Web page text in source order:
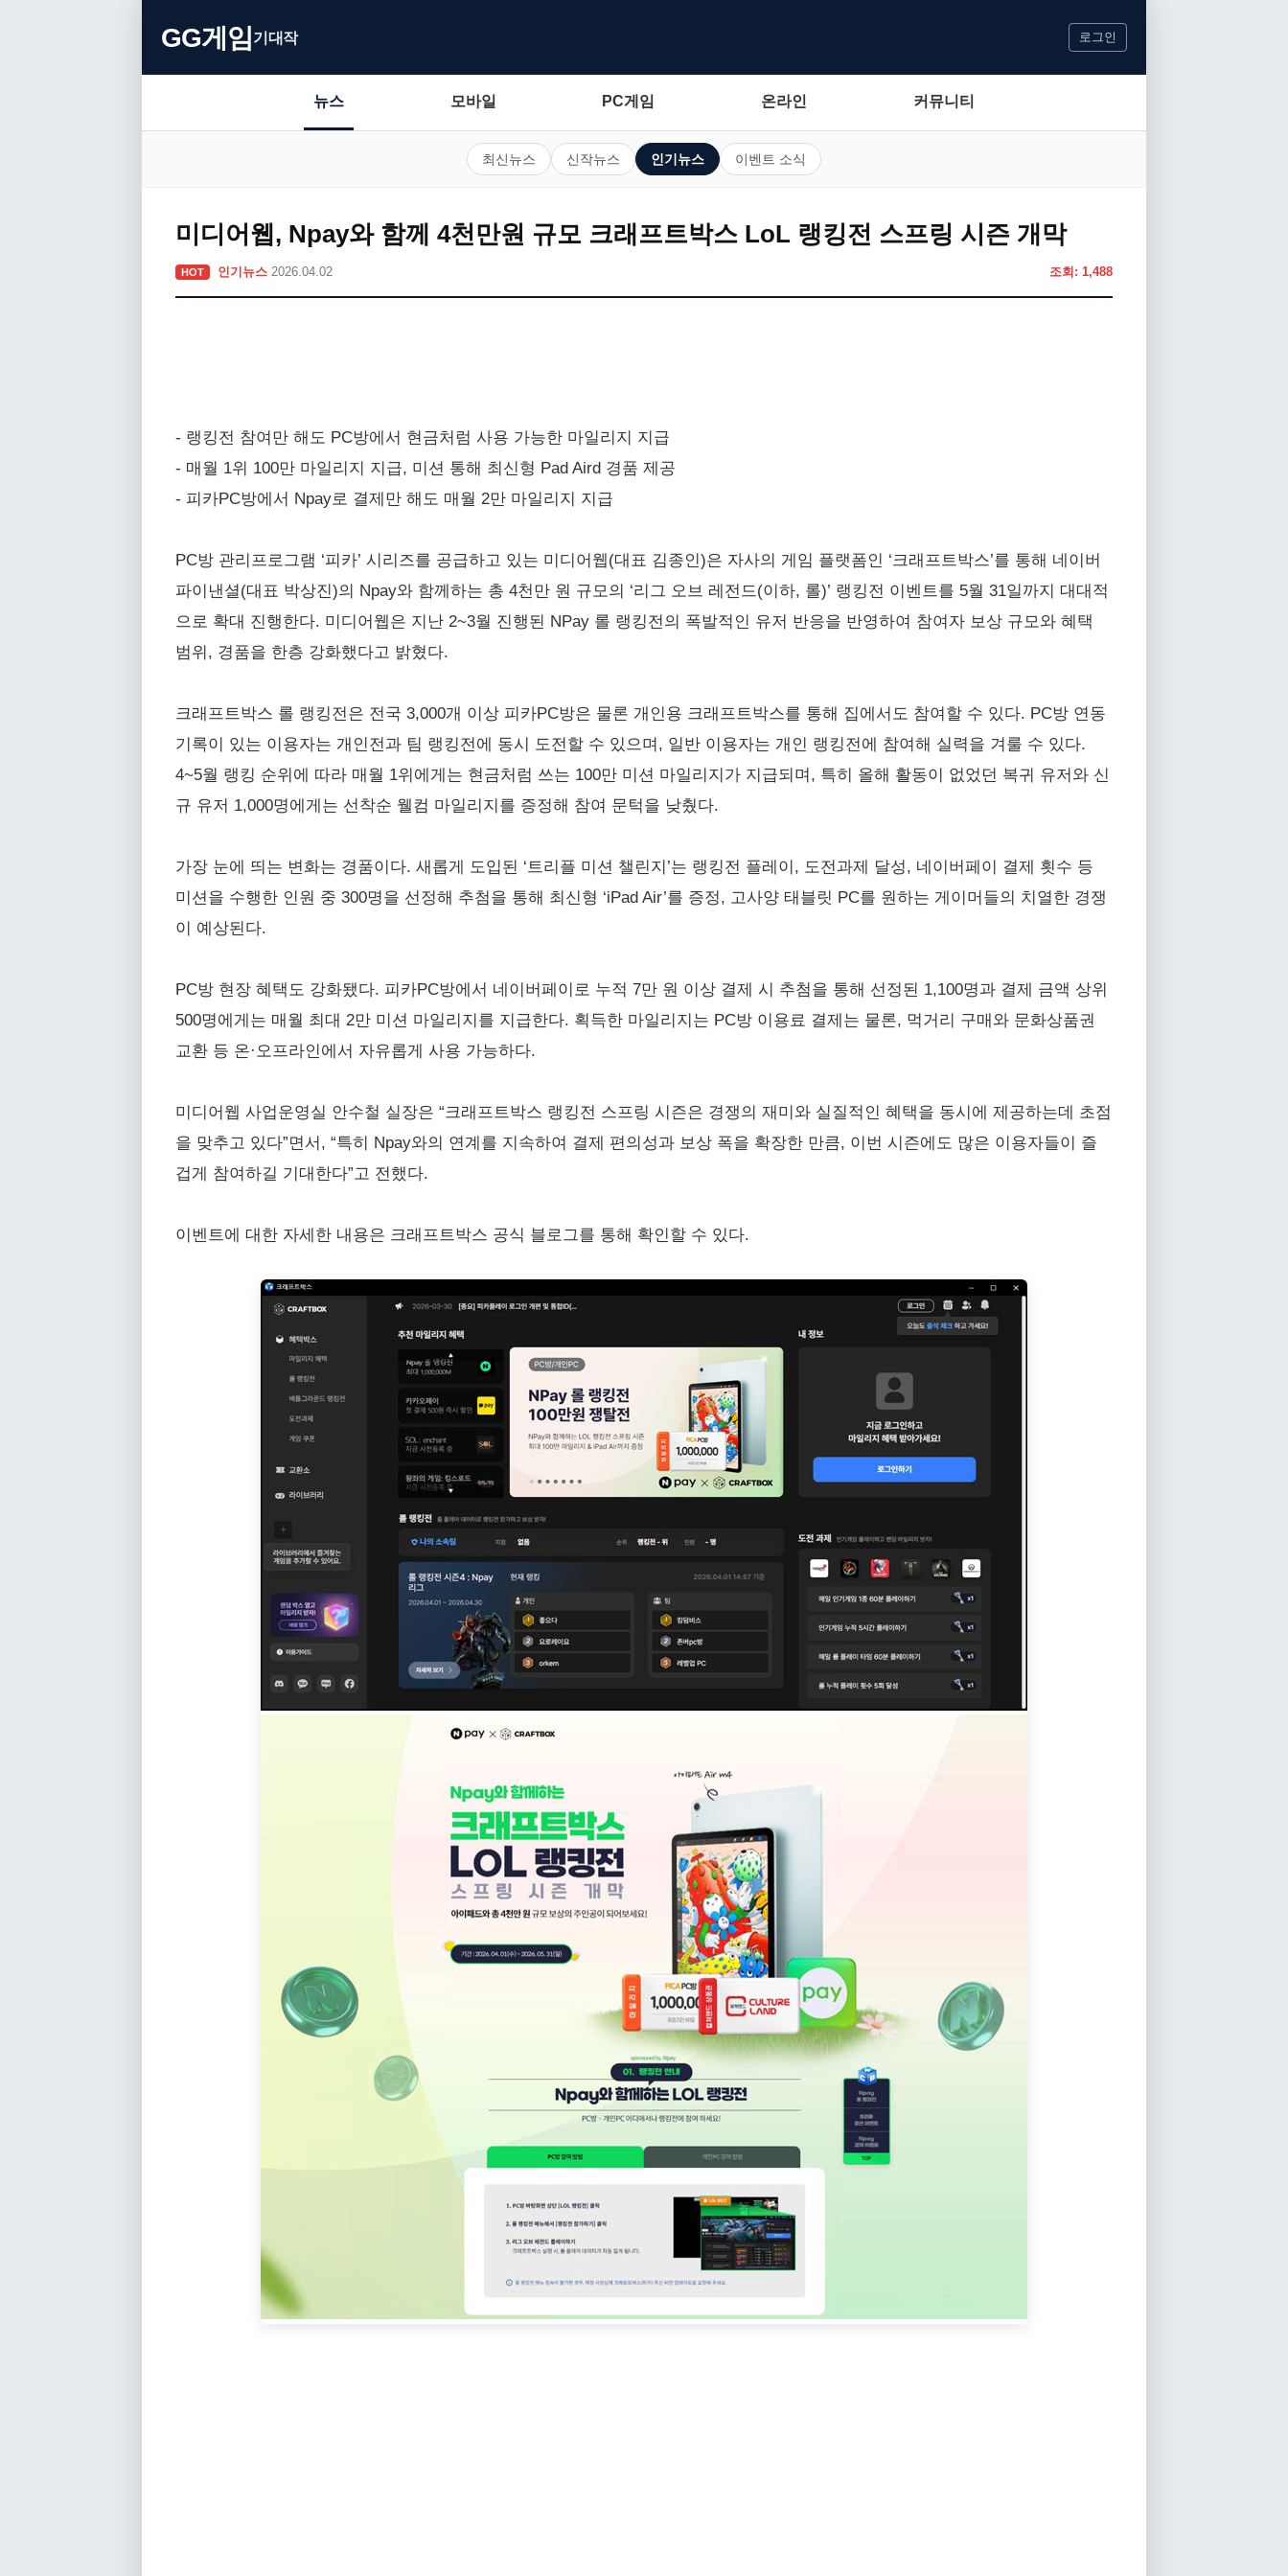
GG게임기대작 로그인
뉴스 모바일 PC게임 온라인 커뮤니티
최신뉴스 신작뉴스 인기뉴스 이벤트 소식
미디어웹, Npay와 함께 4천만원 규모 크래프트박스 LoL 랭킹전 스프링 시즌 개막
HOT 인기뉴스 2026.04.02 조회: 1,488
- 랭킹전 참여만 해도 PC방에서 현금처럼 사용 가능한 마일리지 지급
- 매월 1위 100만 마일리지 지급, 미션 통해 최신형 Pad Aird 경품 제공
- 피카PC방에서 Npay로 결제만 해도 매월 2만 마일리지 지급
PC방 관리프로그램 ‘피카’ 시리즈를 공급하고 있는 미디어웹(대표 김종인)은 자사의 게임 플랫폼인 ‘크래프트박스’를 통해 네이버
파이낸셜(대표 박상진)의 Npay와 함께하는 총 4천만 원 규모의 ‘리그 오브 레전드(이하, 롤)’ 랭킹전 이벤트를 5월 31일까지 대대적
으로 확대 진행한다. 미디어웹은 지난 2~3월 진행된 NPay 롤 랭킹전의 폭발적인 유저 반응을 반영하여 참여자 보상 규모와 혜택
범위, 경품을 한층 강화했다고 밝혔다.
크래프트박스 롤 랭킹전은 전국 3,000개 이상 피카PC방은 물론 개인용 크래프트박스를 통해 집에서도 참여할 수 있다. PC방 연동
기록이 있는 이용자는 개인전과 팀 랭킹전에 동시 도전할 수 있으며, 일반 이용자는 개인 랭킹전에 참여해 실력을 겨룰 수 있다.
4~5월 랭킹 순위에 따라 매월 1위에게는 현금처럼 쓰는 100만 미션 마일리지가 지급되며, 특히 올해 활동이 없었던 복귀 유저와 신
규 유저 1,000명에게는 선착순 웰컴 마일리지를 증정해 참여 문턱을 낮췄다.
가장 눈에 띄는 변화는 경품이다. 새롭게 도입된 ‘트리플 미션 챌린지’는 랭킹전 플레이, 도전과제 달성, 네이버페이 결제 횟수 등
미션을 수행한 인원 중 300명을 선정해 추첨을 통해 최신형 ‘iPad Air’를 증정, 고사양 태블릿 PC를 원하는 게이머들의 치열한 경쟁
이 예상된다.
PC방 현장 혜택도 강화됐다. 피카PC방에서 네이버페이로 누적 7만 원 이상 결제 시 추첨을 통해 선정된 1,100명과 결제 금액 상위
500명에게는 매월 최대 2만 미션 마일리지를 지급한다. 획득한 마일리지는 PC방 이용료 결제는 물론, 먹거리 구매와 문화상품권
교환 등 온·오프라인에서 자유롭게 사용 가능하다.
미디어웹 사업운영실 안수철 실장은 “크래프트박스 랭킹전 스프링 시즌은 경쟁의 재미와 실질적인 혜택을 동시에 제공하는데 초점
을 맞추고 있다”면서, “특히 Npay와의 연계를 지속하여 결제 편의성과 보상 폭을 확장한 만큼, 이번 시즌에도 많은 이용자들이 즐
겁게 참여하길 기대한다”고 전했다.
이벤트에 대한 자세한 내용은 크래프트박스 공식 블로그를 통해 확인할 수 있다.